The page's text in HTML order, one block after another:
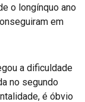
o longínquo ano
em
a dificuldade
no segundo
é óbvio